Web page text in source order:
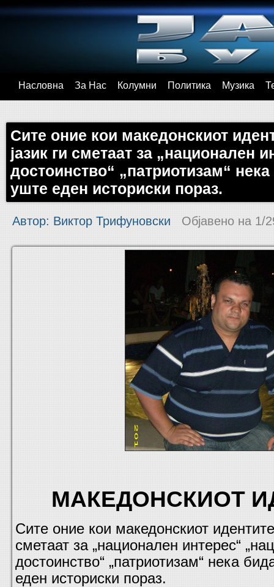
Насловна За Нас Колумни Политика Музика
Сите оние кои македонскиот
јазик ги сметаат за „национален
достоинство“ „патриотизам“
уште еден историски пораз.
Автор: Виктор Трифуновски Објавено на 1/
МАКЕДОНСКИОТ
Сите оние кои македонскиот
сметаат за „национален интерес“
достоинство“ „патриотизам“ нека
еден историски пораз.